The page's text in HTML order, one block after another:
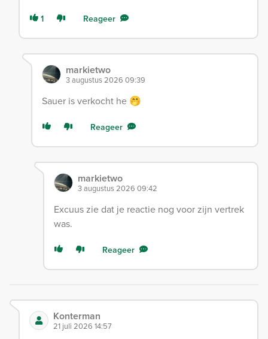
1 Reageer
markietwo
3 augustus 2026 09:39
Sauer is verkocht he 🤭
Reageer
markietwo
3 augustus 2026 09:42
Excuus zie dat je reactie nog voor zijn vertrek
was.
Reageer
Konterman
21 juli 2026 14:57